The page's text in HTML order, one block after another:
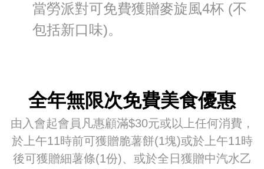
當勞派對可免費獲贈麥旋風4杯 (不
包括新口味)。
全年無限次免費美食優惠
由入會起會員凡惠顧滿$30元或以上任何消費，
於上午11時前可獲贈脆薯餅(1塊)或於上午11時
後可獲贈細薯條(1份)、或於全日獲贈中汽水乙